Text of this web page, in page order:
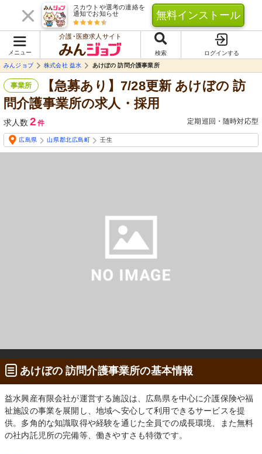
スカウトや選考の連絡を
通知でお知らせ
無料インストール
メニュー
介護･医療求人サイト
検索
ログインする
みんジョブ
株式会社 益水 あけぼの 訪問介護事業所
事業所
【急募あり】7/28更新 あけぼの 訪
問介護事業所の求人・採用
求人数 2 件 定期巡回・随時対応型
広島県 山県郡北広島町 壬生
あけぼの 訪問介護事業所の基本情報
益水興産有限会社が運営する施設は、広島県を中心に介護保険や福
祉施設の事業を展開し、地域へ安心して利用できるサービスを提
供。多角的な知識取得や経験を通じた全員での成長環境、また無料
の社内託児所の完備等、働きやすさも特徴です。